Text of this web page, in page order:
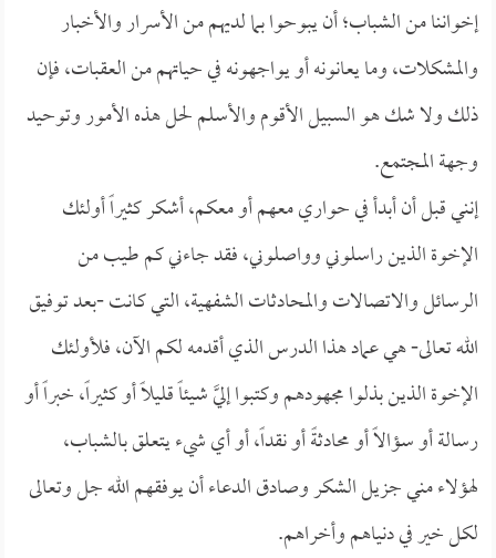
إخواننا من الشباب؛ أن يبوحوا بما لديهم من الأسرار والأخبار
والمشكلات، وما يعانونه أو يواجهونه في حياتهم من العقبات، فإن
ذلك ولا شك هو السبيل الأقوم والأسلم لحل هذه الأمور وتوحيد
وجهة المجتمع.
إنني قبل أن أبدأ في حواري معهم أو معكم، أشكر كثيراً أولئك
الإخوة الذين راسلوني وواصلوني، فقد جاءني كم طيب من
الرسائل والاتصالات والمحادثات الشفهية، التي كانت -بعد توفيق
الله تعالى- هي عماد هذا الدرس الذي أقدمه لكم الآن، فلأولئك
الإخوة الذين بذلوا مجهودهم وكتبوا إليَّ شيئاً قليلاً أو كثيراً، خبراً أو
رسالة أو سؤالاً أو محادثةً أو نقداً، أو أي شيء يتعلق بالشباب،
لهؤلاء مني جزيل الشكر وصادق الدعاء أن يوفقهم الله جل وتعالى
لكل خير في دنياهم وأخراهم.